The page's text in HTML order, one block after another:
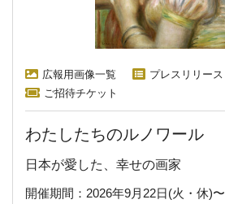
わたしたちのルノワール
日本が愛した、幸せの画家
広報用画像一覧 プレスリリース
ご招待チケット
開催期間： 2026年9月22日(火・休)〜